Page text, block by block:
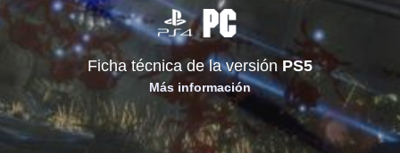
Ficha técnica de la versiónPS5
Más información